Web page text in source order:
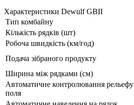
Характеристики Dewulf GBII
Тип комбайну
Кількість рядків (шт)
Робоча швидкість (км/год)
Подача зібраного продукту
Ширина між рядками (см)
Автоматичне контролювання рельефу
поля